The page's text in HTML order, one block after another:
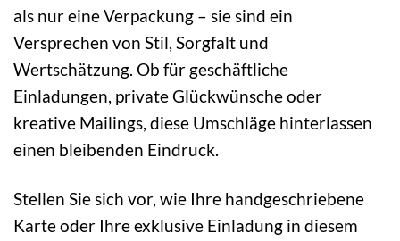
als nur eine Verpackung – sie sind ein
Versprechen von Stil, Sorgfalt und
Wertschätzung. Ob für geschäftliche
Einladungen, private Glückwünsche oder
kreative Mailings, diese Umschläge hinterlassen
einen bleibenden Eindruck.
Stellen Sie sich vor, wie Ihre handgeschriebene
Karte oder Ihre exklusive Einladung in diesem